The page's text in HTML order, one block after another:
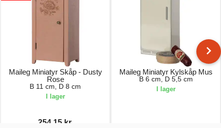
Maileg Miniatyr Skåp - Dusty
Rose
B 11 cm, D 8 cm
I lager
254,15 kr.
Maileg Miniatyr Kylskåp Mus
B 6 cm, D 5,5 cm
I lager